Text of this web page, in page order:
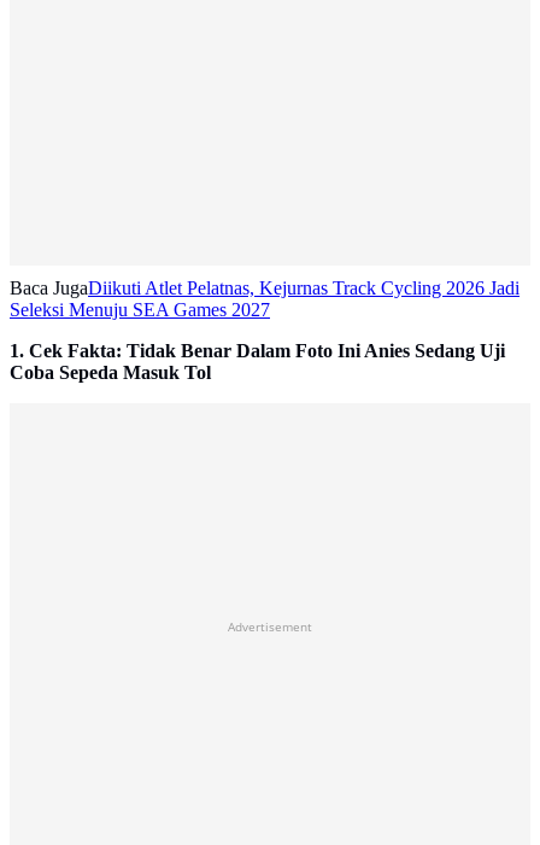
Baca JugaDiikuti Atlet Pelatnas, Kejurnas Track Cycling 2026 Jadi
Seleksi Menuju SEA Games 2027
1. Cek Fakta: Tidak Benar Dalam Foto Ini Anies Sedang Uji
Coba Sepeda Masuk Tol
Advertisement